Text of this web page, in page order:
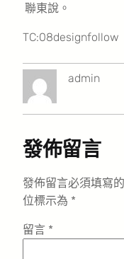
聯東說。
TC:08designfollow
admin
發佈留言
發佈留言必須填寫
位標示為 *
留言 *